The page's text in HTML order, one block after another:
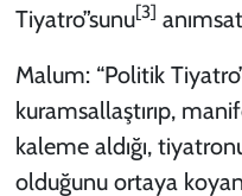
Tiyatro”sunu[3]
Malum: “Politik
kuramsallaştırıp,
kaleme aldığı,
olduğunu ortaya